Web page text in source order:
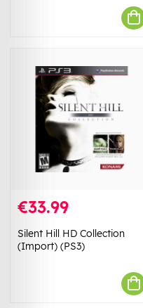
€33.99
Silent Hill HD Collection
(Import) (PS3)